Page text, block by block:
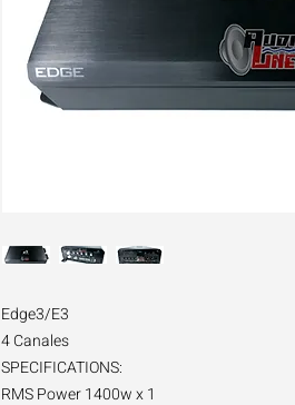
Edge3/E3
4 Canales
SPECIFICATIONS:
RMS Power 1400w x 1